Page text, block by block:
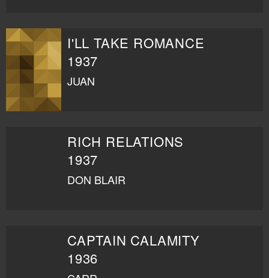
I'LL TAKE ROMANCE
1937
JUAN
RICH RELATIONS
1937
DON BLAIR
CAPTAIN CALAMITY
1936